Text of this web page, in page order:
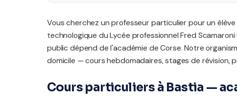
Vous cherchez un professeur particulier pour un
technologique du Lycée professionnel Fred
public dépend de l'académie de Corse. Notre
domicile — cours hebdomadaires, stages de révision,
Cours particuliers à Bastia —